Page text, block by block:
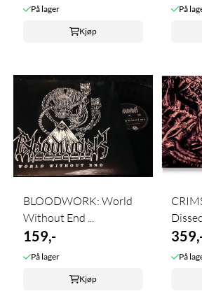
På lager
Kjøp
På
BLOODWORK: World
Without End ...
159,-
På lager
Kjøp
På